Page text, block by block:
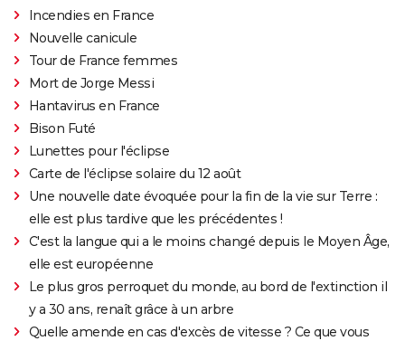
Incendies en France
Nouvelle canicule
Tour de France femmes
Mort de Jorge Messi
Hantavirus en France
Bison Futé
Lunettes pour l'éclipse
Carte de l'éclipse solaire du 12 août
Une nouvelle date évoquée pour la fin de la vie sur Terre :
elle est plus tardive que les précédentes !
C'est la langue qui a le moins changé depuis le Moyen Âge,
elle est européenne
Le plus gros perroquet du monde, au bord de l'extinction il
y a 30 ans, renaît grâce à un arbre
Quelle amende en cas d'excès de vitesse ? Ce que vous